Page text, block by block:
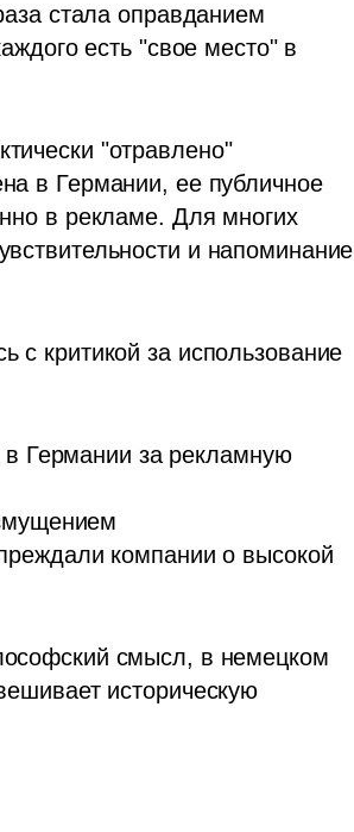
стала оправданием
есть "свое место" в
"отравлено"
в Германии, ее публичное
в рекламе. Для многих
и напоминание
с критикой за использование
в Германии за рекламную
компании о высокой
смысл, в немецком
историческую